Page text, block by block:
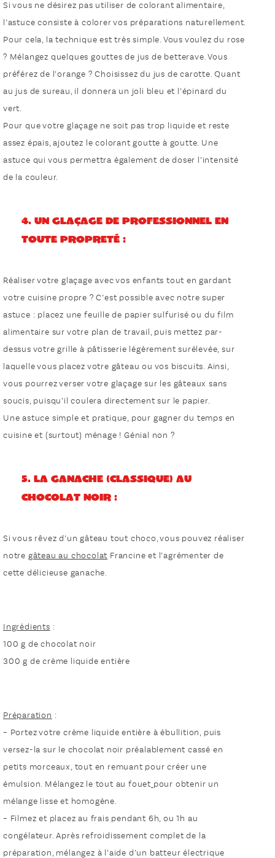
Si vous ne désirez pas utiliser de colorant alimentaire,
l’astuce consiste à colorer vos préparations naturellement.
Pour cela, la technique est très simple. Vous voulez du rose
? Mélangez quelques gouttes de jus de betterave. Vous
préférez de l’orange ? Choisissez du jus de carotte. Quant
au jus de sureau, il donnera un joli bleu et l’épinard du
vert.
Pour que votre glaçage ne soit pas trop liquide et reste
assez épais, ajoutez le colorant goutte à goutte. Une
astuce qui vous permettra également de doser l’intensité
de la couleur.
4. Un glaçage de professionnel en
toute propreté :
Réaliser votre glaçage avec vos enfants tout en gardant
votre cuisine propre ? C’est possible avec notre super
astuce : placez une feuille de papier sulfurisé ou du film
alimentaire sur votre plan de travail, puis mettez par-
dessus votre grille à pâtisserie légèrement surélevée, sur
laquelle vous placez votre gâteau ou vos biscuits. Ainsi,
vous pourrez verser votre glaçage sur les gâteaux sans
soucis, puisqu’il coulera directement sur le papier.
Une astuce simple et pratique, pour gagner du temps en
cuisine et (surtout) ménage ! Génial non ?
5. La ganache (classique) au
chocolat noir :
Si vous rêvez d’un gâteau tout choco, vous pouvez réaliser
notre gâteau au chocolat Francine et l’agrémenter de
cette délicieuse ganache.
Ingrédients :
100 g de chocolat noir
300 g de crème liquide entière
Préparation :
– Portez votre crème liquide entière à ébullition, puis
versez-la sur le chocolat noir préalablement cassé en
petits morceaux, tout en remuant pour créer une
émulsion. Mélangez le tout au fouet pour obtenir un
mélange lisse et homogène.
– Filmez et placez au frais pendant 6h, ou 1h au
congélateur. Après refroidissement complet de la
préparation, mélangez à l’aide d’un batteur électrique